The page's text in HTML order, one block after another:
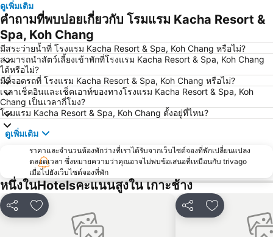
ดูเพิ่มเติม
คำถามที่พบบ่อยเกี่ยวกับ โรมแรม Kacha Resort &
Spa, Koh Chang
มีสระว่ายน้ำที่ โรงแรม Kacha Resort & Spa, Koh Chang หรือไม่?
สามารถนำสัตว์เลี้ยงเข้าพักที่โรงแรม Kacha Resort & Spa, Koh Chang
ได้หรือไม่?
มีที่จอดรถที่ โรงแรม Kacha Resort & Spa, Koh Chang หรือไม่?
เวลาเช็คอินและเช็คเอาท์ของทางโรงแรม Kacha Resort & Spa, Koh
Chang เป็นเวลากี่โมง?
โรมแรม Kacha Resort & Spa, Koh Chang ตั้งอยู่ที่ไหน?
ดูเพิ่มเติม
ราคาและจำนวนห้องพักว่างที่เราได้รับจากเว็บไซต์จองที่พักเปลี่ยนแปลง
ตลอดเวลา ซึ่งหมายความว่าคุณอาจไม่พบข้อเสนอที่เหมือนกับ trivago
เมื่อไปยังเว็บไซต์จองที่พัก
หนึ่งในHotelsคะแนนสูงใน เกาะช้าง
แชร์ เพิ่มในรายการโปรด แชร์ เพิ่มในรายกา